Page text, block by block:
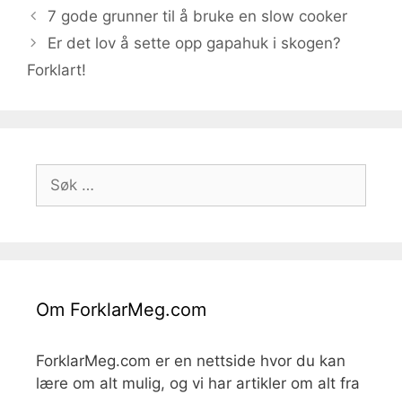
7 gode grunner til å bruke en slow cooker
Er det lov å sette opp gapahuk i skogen?
Forklart!
Søk
etter:
Om ForklarMeg.com
ForklarMeg.com er en nettside hvor du kan
lære om alt mulig, og vi har artikler om alt fra